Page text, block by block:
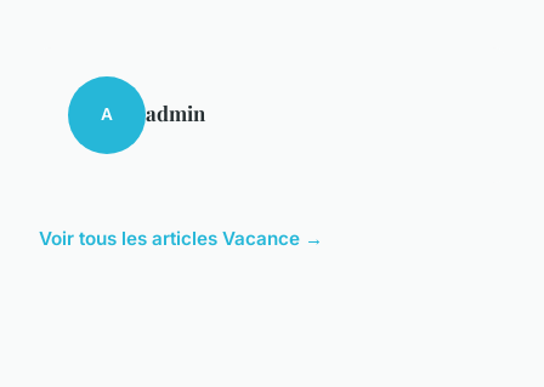
A admin
Voir tous les articles Vacance →